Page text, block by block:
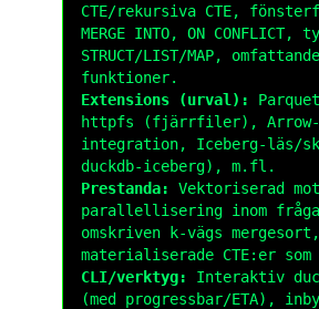
CTE/rekursiva CTE,
MERGE INTO, ON CONFLICT,
STRUCT/LIST/MAP, omfattande
funktioner.
Extensions (urval):
httpfs (fjärrfiler), Arrow-
integration, Iceberg-läs/
duckdb-iceberg), m.fl.
Prestanda:
Vektoriserad
parallellisering inom
omskriven k-vägs mergesort,
materialiserade CTE:er som
CLI/verktyg:
Interaktiv
(med progressbar/ETA),